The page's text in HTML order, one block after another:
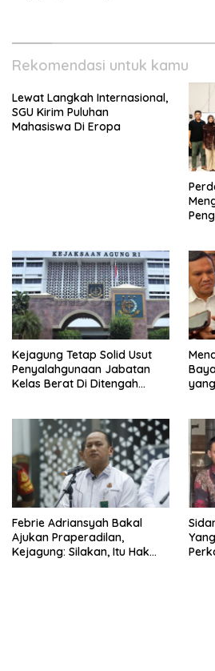
Rekomendasi untuk kamu
Lewat Langkah Internasional,
SGU Kirim Puluhan
Mahasiswa Di Eropa
Kejagung Tetap Solid Usut
Penyalahgunaan Jabatan
Kelas Berat Di Ditengah
Febrie Adriansyah Bakal
Ajukan Praperadilan,
Kejagung: Silakan, Itu Hak